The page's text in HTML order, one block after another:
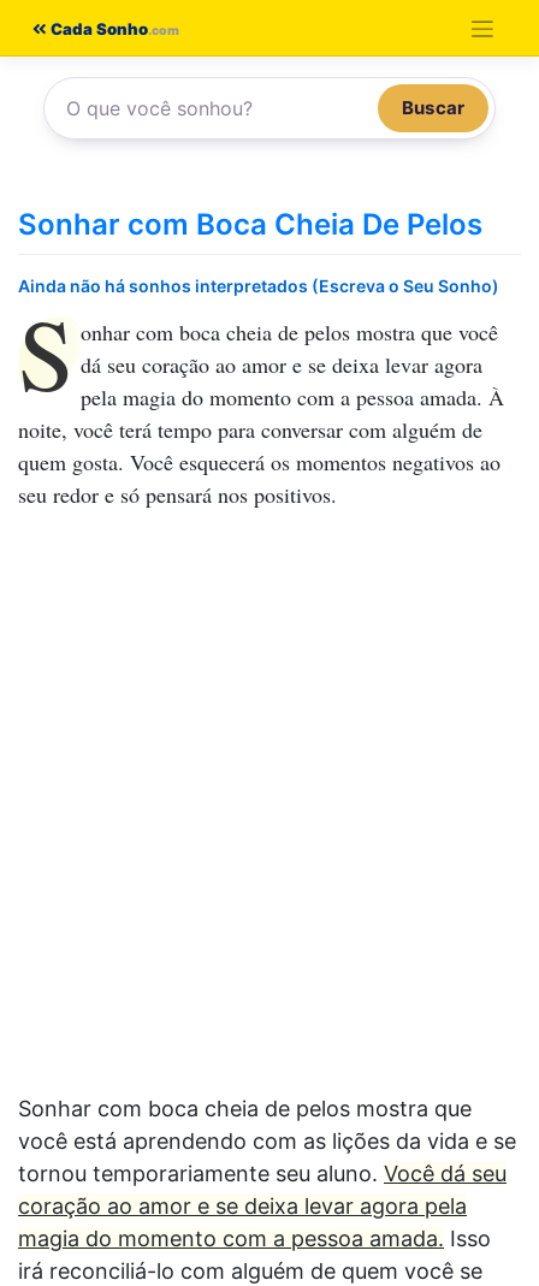
conteúdo
Cada Sonho
Buscar
Sonhar com Boca Cheia De Pelos
Ainda não há sonhos interpretados (Escreva o Seu Sonho)
S onhar com boca cheia de pelos mostra que você
dá seu coração ao amor e se deixa levar agora
pela magia do momento com a pessoa amada. À
noite, você terá tempo para conversar com alguém de
quem gosta. Você esquecerá os momentos negativos ao
seu redor e só pensará nos positivos.
Sonhar com boca cheia de pelos mostra que
você está aprendendo com as lições da vida e se
tornou temporariamente seu aluno. Você dá seu
coração ao amor e se deixa levar agora pela
magia do momento com a pessoa amada. Isso
irá reconciliá-lo com alguém de quem você se